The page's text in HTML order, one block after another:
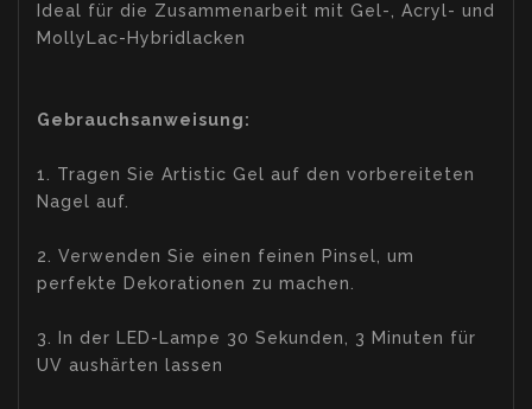
Ideal für die Zusammenarbeit mit Gel-, Acryl- und
MollyLac-Hybridlacken
Gebrauchsanweisung:
1. Tragen Sie Artistic Gel auf den vorbereiteten
Nagel auf.
2. Verwenden Sie einen feinen Pinsel, um
perfekte Dekorationen zu machen.
3. In der LED-Lampe 30 Sekunden, 3 Minuten für
UV aushärten lassen